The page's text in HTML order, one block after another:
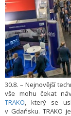
30.8. – Nejnovější
vše mohu čekat
TRAKO, který se
v Gdaňsku. TRAKO